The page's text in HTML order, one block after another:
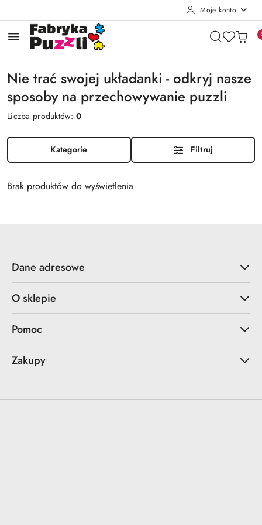
Moje konto
Nie trać swojej układanki - odkryj nasze
sposoby na przechowywanie puzzli
Liczba produktów:0
Kategorie Filtruj
Brak produktów do wyświetlenia
Dane adresowe
O sklepie
Pomoc
Zakupy